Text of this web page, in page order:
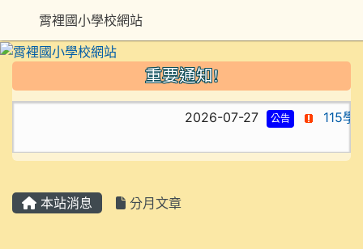
重要通知!
2026-07-27 公告 115學
本站消息 分月文章
霄裡國小學校網站